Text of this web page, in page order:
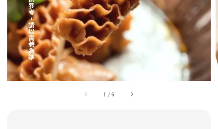
1 /6